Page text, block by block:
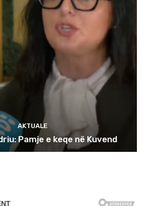
AKTUALE
Pamje e keqe në Kuvend